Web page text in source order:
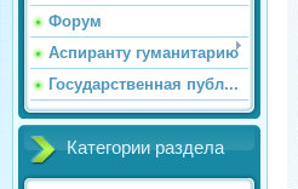
Форум
Аспиранту гуманитарию
Государственная публ...
Категории раздела